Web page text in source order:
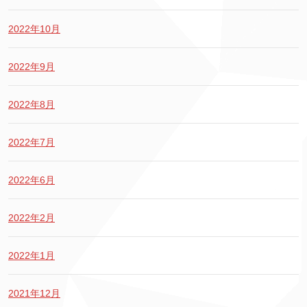
2022年10月
2022年9月
2022年8月
2022年7月
2022年6月
2022年2月
2022年1月
2021年12月